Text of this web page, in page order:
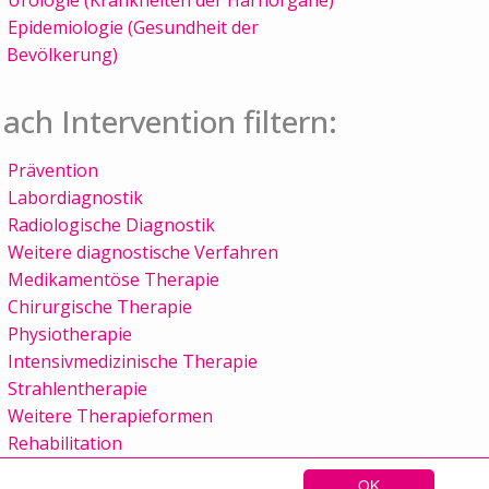
OK
Epidemiologie (Gesundheit der
Bevölkerung)
Intervention filtern:
Prävention
Labordiagnostik
Radiologische Diagnostik
Weitere diagnostische Verfahren
Medikamentöse Therapie
Chirurgische Therapie
Physiotherapie
Intensivmedizinische Therapie
Strahlentherapie
Weitere Therapieformen
Rehabilitation